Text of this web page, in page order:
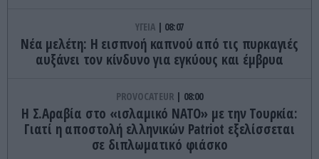
ΥΓΕΙΑ 08:07
Νέα μελέτη: Η εισπνοή καπνού από τις πυρκαγιές
αυξάνει τον κίνδυνο για εγκύους και έμβρυα
PROVOCATEUR 08:00
Η Σ.Αραβία στο «ισλαμικό ΝΑΤΟ» με την Τουρκία:
Γιατί η αποστολή ελληνικών Patriot εξελίσσεται
σε διπλωματικό φιάσκο